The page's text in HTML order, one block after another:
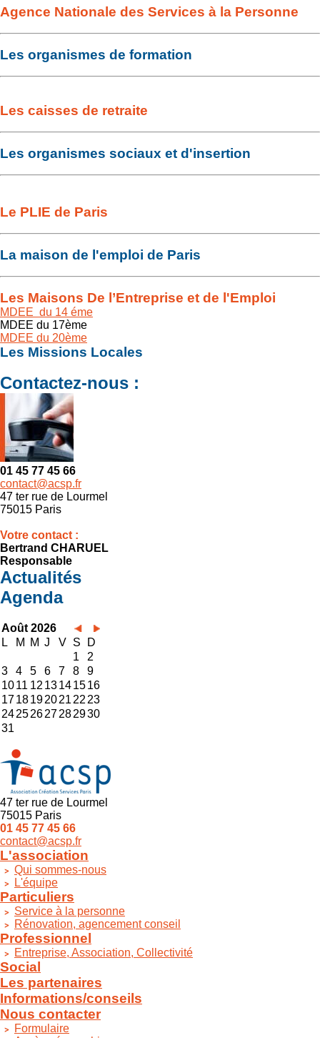
Agence Nationale des Services à la Personne
Les organismes de formation
Les caisses de retraite
Les organismes sociaux et d'insertion
Le PLIE de Paris
La maison de l'emploi de Paris
Les Maisons De l’Entreprise et de l'Emploi
MDEE du 14 éme
MDEE du 17ème
MDEE du 20ème
Les Missions Locales
Contactez-nous :
01 45 77 45 66
contact@acsp.fr
47 ter rue de Lourmel
75015 Paris
Votre contact :
Bertrand CHARUEL
Responsable
Actualités
Agenda
Août 2026
L
M M J V S
D
1
2
3
4 5 6 7 8
9
1011 12 13141516
1718192021 22 23
24252627282930
31
47 ter rue de Lourmel
75015 Paris
01 45 77 45 66
contact@acsp.fr
L'association
Qui sommes-nous
L'équipe
Particuliers
Service à la personne
Rénovation, agencement conseil
Professionnel
Entreprise, Association, Collectivité
Social
Les partenaires
Informations/conseils
Nous contacter
Formulaire